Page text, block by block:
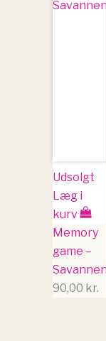
Udsolgt
Læg i
kurv
Memory
game –
Savannen
90,00 kr.